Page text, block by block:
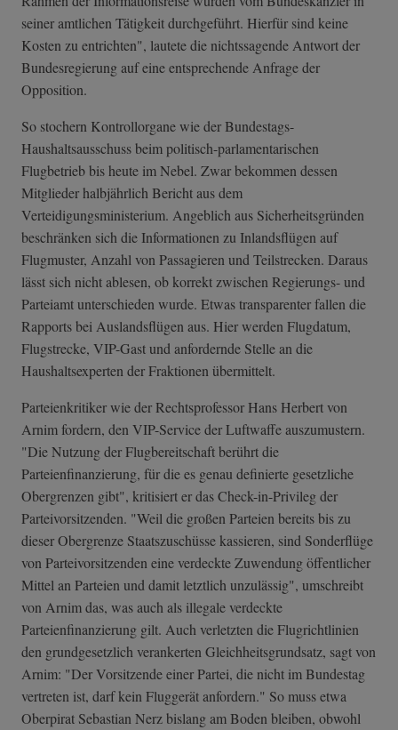
seiner amtlichen Tätigkeit durchgeführt. Hierfür sind keine
Kosten zu entrichten", lautete die nichtssagende Antwort der
Bundesregierung auf eine entsprechende Anfrage der
Opposition.
So stochern Kontrollorgane wie der Bundestags-
Haushaltsausschuss beim politisch-parlamentarischen
Flugbetrieb bis heute im Nebel. Zwar bekommen dessen
Mitglieder halbjährlich Bericht aus dem
Verteidigungsministerium. Angeblich aus Sicherheitsgründen
beschränken sich die Informationen zu Inlandsflügen auf
Flugmuster, Anzahl von Passagieren und Teilstrecken. Daraus
lässt sich nicht ablesen, ob korrekt zwischen Regierungs- und
Parteiamt unterschieden wurde. Etwas transparenter fallen die
Rapports bei Auslandsflügen aus. Hier werden Flugdatum,
Flugstrecke, VIP-Gast und anfordernde Stelle an die
Haushaltsexperten der Fraktionen übermittelt.
Parteienkritiker wie der Rechtsprofessor Hans Herbert von
Arnim fordern, den VIP-Service der Luftwaffe auszumustern.
"Die Nutzung der Flugbereitschaft berührt die
Parteienfinanzierung, für die es genau definierte gesetzliche
Obergrenzen gibt", kritisiert er das Check-in-Privileg der
Parteivorsitzenden. "Weil die großen Parteien bereits bis zu
dieser Obergrenze Staatszuschüsse kassieren, sind Sonderflüge
von Parteivorsitzenden eine verdeckte Zuwendung öffentlicher
Mittel an Parteien und damit letztlich unzulässig", umschreibt
von Arnim das, was auch als illegale verdeckte
Parteienfinanzierung gilt. Auch verletzten die Flugrichtlinien
den grundgesetzlich verankerten Gleichheitsgrundsatz, sagt von
Arnim: "Der Vorsitzende einer Partei, die nicht im Bundestag
vertreten ist, darf kein Fluggerät anfordern." So muss etwa
Oberpirat Sebastian Nerz bislang am Boden bleiben, obwohl